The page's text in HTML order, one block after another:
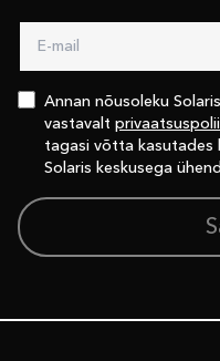
Annan nõusoleku
vastavalt
tagasi võtta kasutades
Solaris keskusega